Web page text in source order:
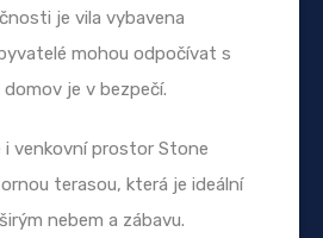
je vila vybavena
mohou odpočívat s
je v bezpečí.
venkovní prostor Stone
terasou, která je ideální
nebem a zábavu.